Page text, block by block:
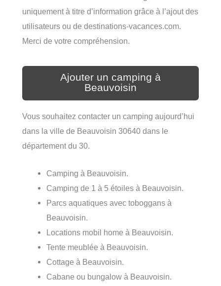
uniquement à titre d’information grâce à l’ajout des
utilisateurs ou de destinations-vacances.com.
Merci de votre compréhension.
Ajouter un camping à
Beauvoisin
Vous souhaitez contacter un camping aujourd’hui
dans la ville de Beauvoisin 30640 dans le
département du 30.
Camping à Beauvoisin.
Camping de 1 à 5 étoiles à Beauvoisin.
Parcs aquatiques avec toboggans à
Beauvoisin.
Locations mobil home à Beauvoisin.
Tente meublée à Beauvoisin.
Cottage à Beauvoisin.
Cabane ou bungalow à Beauvoisin.